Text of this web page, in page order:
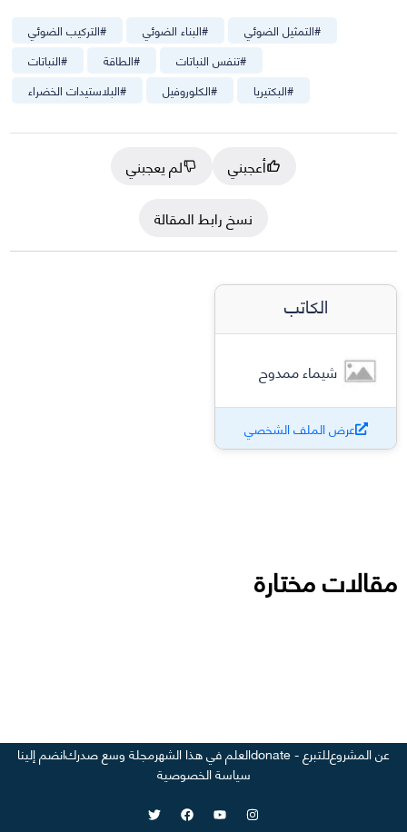
#التركيب الضوئي #البناء الضوئي #التمثيل الضوئي
#النباتات #الطاقة #تنفس النباتات
#البلاستيدات الخضراء #الكلوروفيل #البكتيريا
أعجبني
لم يعجبني
نسخ رابط المقالة
الكاتب
شيماء ممدوح
عرض الملف الشخصي
مقالات مختارة
عن المشروعللتبرع - donate العلم في هذا الشهرمجلة وسع صدركانضم إلينا
سياسة الخصوصية